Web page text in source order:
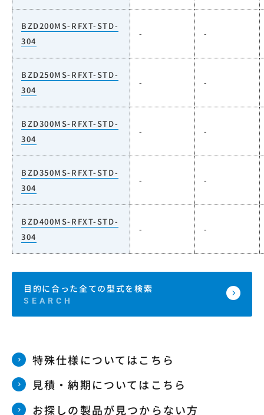
BZD200MS-RFXT-STD-
304
- -
BZD250MS-RFXT-STD-
304
- -
BZD300MS-RFXT-STD-
304
- -
BZD350MS-RFXT-STD-
304
- -
BZD400MS-RFXT-STD-
304
- -
目的に合った全ての型式を検索
特殊仕様についてはこちら
見積・納期についてはこちら
お探しの製品が見つからない方